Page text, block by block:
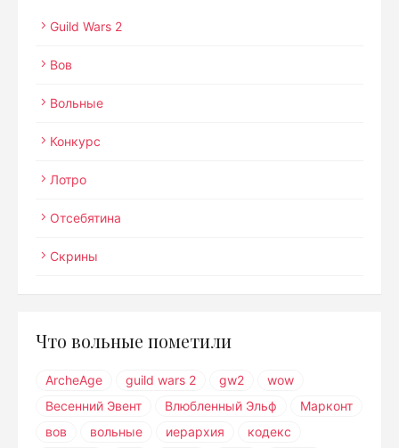
Guild Wars 2
Вов
Вольные
Конкурс
Лотро
Отсебятина
Скрины
Что вольные пометили
ArcheAge guild wars 2 gw2
wow
Весенний Эвент
Влюбленный Эльф
Марконт
вов
вольные иерархия кодекс